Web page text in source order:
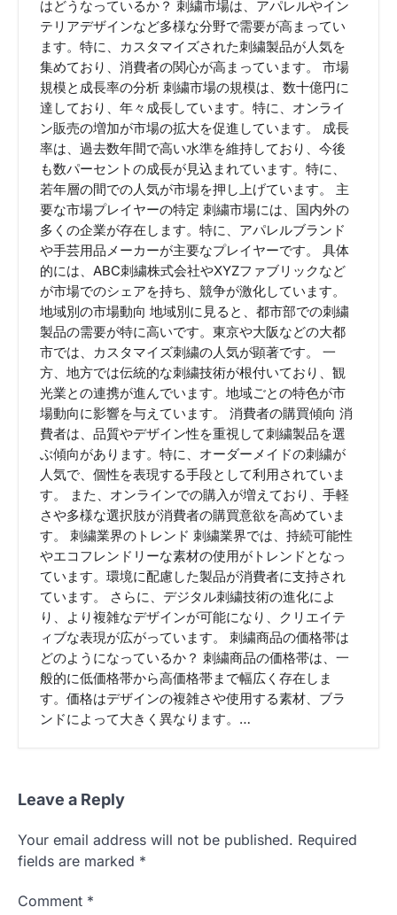
はどうなっているか？ 刺繍市場は、アパレルやイン
テリアデザインなど多様な分野で需要が高まってい
ます。特に、カスタマイズされた刺繍製品が人気を
集めており、消費者の関心が高まっています。 市場
規模と成長率の分析 刺繍市場の規模は、数十億円に
達しており、年々成長しています。特に、オンライ
ン販売の増加が市場の拡大を促進しています。 成長
率は、過去数年間で高い水準を維持しており、今後
も数パーセントの成長が見込まれています。特に、
若年層の間での人気が市場を押し上げています。 主
要な市場プレイヤーの特定 刺繍市場には、国内外の
多くの企業が存在します。特に、アパレルブランド
や手芸用品メーカーが主要なプレイヤーです。 具体
的には、ABC刺繍株式会社やXYZファブリックなど
が市場でのシェアを持ち、競争が激化しています。
地域別の市場動向 地域別に見ると、都市部での刺繍
製品の需要が特に高いです。東京や大阪などの大都
市では、カスタマイズ刺繍の人気が顕著です。 一
方、地方では伝統的な刺繍技術が根付いており、観
光業との連携が進んでいます。地域ごとの特色が市
場動向に影響を与えています。 消費者の購買傾向 消
費者は、品質やデザイン性を重視して刺繍製品を選
ぶ傾向があります。特に、オーダーメイドの刺繍が
人気で、個性を表現する手段として利用されていま
す。 また、オンラインでの購入が増えており、手軽
さや多様な選択肢が消費者の購買意欲を高めていま
す。 刺繍業界のトレンド 刺繍業界では、持続可能性
やエコフレンドリーな素材の使用がトレンドとなっ
ています。環境に配慮した製品が消費者に支持され
ています。 さらに、デジタル刺繍技術の進化によ
り、より複雑なデザインが可能になり、クリエイテ
ィブな表現が広がっています。 刺繍商品の価格帯は
どのようになっているか？ 刺繍商品の価格帯は、一
般的に低価格帯から高価格帯まで幅広く存在しま
す。価格はデザインの複雑さや使用する素材、ブラ
ンドによって大きく異なります。…
Leave a Reply
Your email address will not be published. Required
fields are marked *
Comment *